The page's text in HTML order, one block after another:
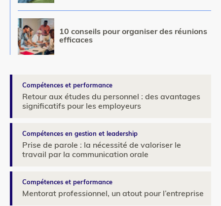
Image
10 conseils pour organiser des réunions
efficaces
Compétences et performance
Retour aux études du personnel : des avantages
significatifs pour les employeurs
Compétences en gestion et leadership
Prise de parole : la nécessité de valoriser le
travail par la communication orale
Compétences et performance
Mentorat professionnel, un atout pour l’entreprise